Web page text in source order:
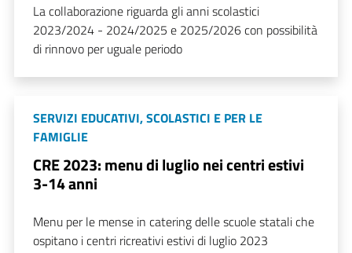
La collaborazione riguarda gli anni scolastici
2023/2024 - 2024/2025 e 2025/2026 con possibilità
di rinnovo per uguale periodo
SERVIZI EDUCATIVI, SCOLASTICI E PER LE
FAMIGLIE
CRE 2023: menu di luglio nei centri estivi
3-14 anni
Menu per le mense in catering delle scuole statali che
ospitano i centri ricreativi estivi di luglio 2023